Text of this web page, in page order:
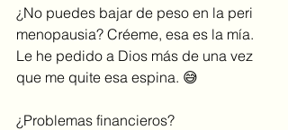
¿No puedes bajar de peso en la peri
menopausia? Créeme, esa es la mía.
Le he pedido a Dios más de una vez
que me quite esa espina. 😅
¿Problemas financieros?